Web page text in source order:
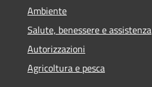
Ambiente
Salute, benessere e assistenza
Autorizzazioni
Agricoltura e pesca